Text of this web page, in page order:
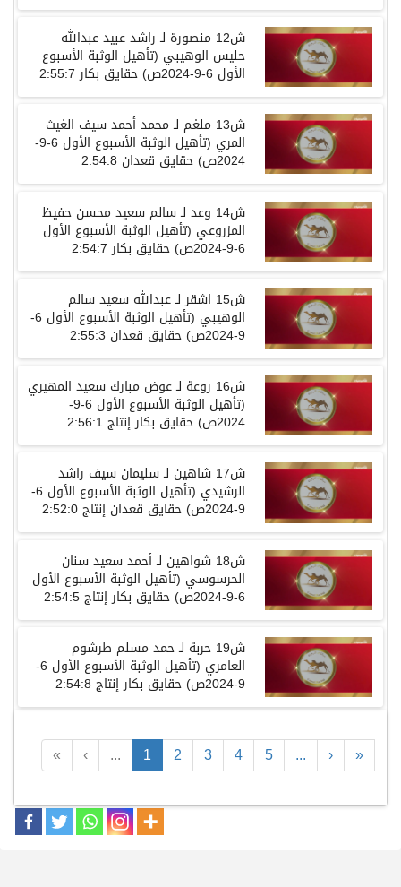
« ‹ ... 1 2 3 4 5 ... › »
ش12 منصورة لـ راشد عبيد عبدالله
حليس الوهيبي (تأهيل الوثبة الأسبوع
الأول 6-9-2024 ص)حقايق بكار2:55:7
ش13 ملغم لـ محمد أحمد سيف الغيث
المري (تأهيل الوثبة الأسبوع الأول 6-9-
2024ص)حقايق قعدان
ش14 وعد لـ سالم سعيد محسن حفيظ
المزروعي (تأهيل الوثبة الأسبوع الأول
6-9-2024 ص)حقايق بكار2:54:7
ش15 اشقر لـ عبدالله سعيد سالم
الوهيبي (تأهيل الوثبة الأسبوع الأول 6-
9-2024 ص)حقايق قعدان
ش16 روعة لـ عوض مبارك سعيد المهيري
(تأهيل الوثبة الأسبوع الأول 6-9-
2024ص)حقايق بكار إنتاج2:56:1
ش17 شاهين لـ سليمان سيف راشد
الرشيدي (تأهيل الوثبة الأسبوع الأول 6-
9-2024 ص)حقايق قعدان إنتاج2:52:0
ش18 شواهين لـ أحمد سعيد سنان
الحرسوسي (تأهيل الوثبة الأسبوع الأول
6-9-2024 ص)حقايق بكار إنتاج2:54:5
ش19 حربة لـ حمد مسلم طرشوم
العامري (تأهيل الوثبة الأسبوع الأول 6-
9-2024 ص)حقايق بكار إنتاج2:54:8